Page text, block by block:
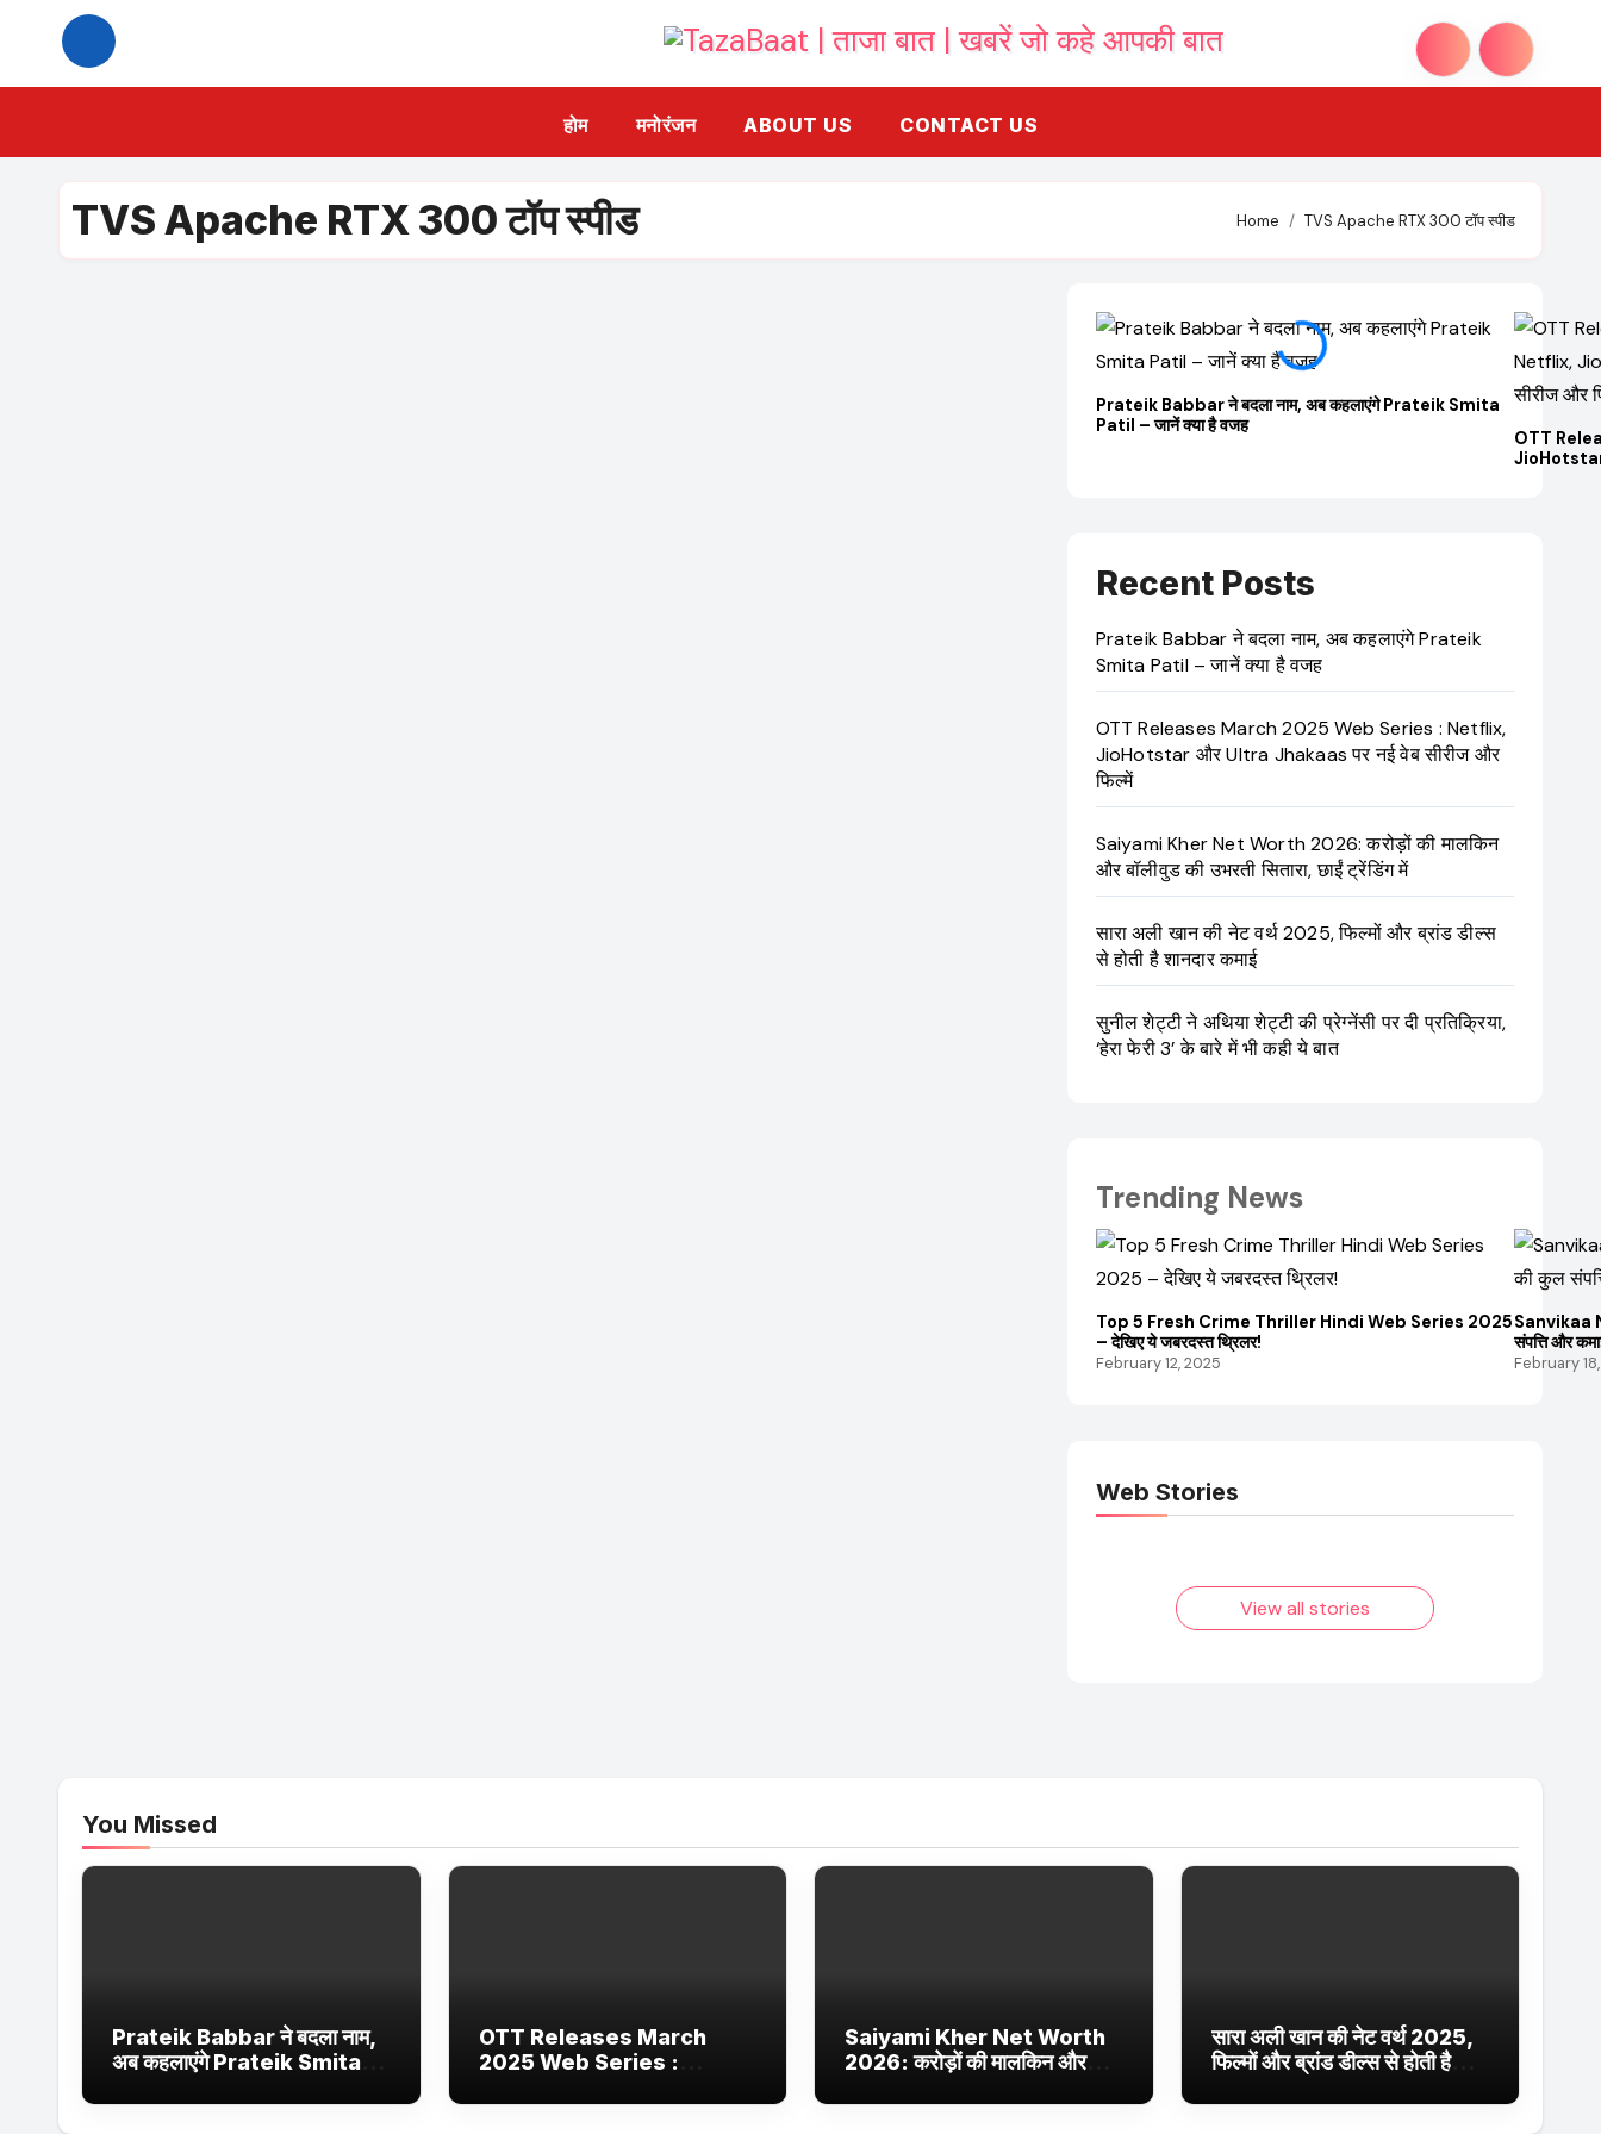
content
होम मनोरंजन ABOUT US CONTACT US
TVS Apache RTX 300 टॉप स्पीड Home TVS Apache RTX 300 टॉप स्पीड
Prateik Babbar ने बदला नाम, अब कहलाएंगे Prateik Smita
Patil – जानें क्या है वजह
OTT
JioHotstar
Recent Posts
Prateik Babbar ने बदला नाम, अब कहलाएंगे Prateik
Smita Patil – जानें क्या है वजह
OTT Releases March 2025 Web Series : Netflix,
JioHotstar और Ultra Jhakaas पर नई वेब सीरीज और
फिल्में
Saiyami Kher Net Worth 2026: करोड़ों की मालकिन
और बॉलीवुड की उभरती सितारा, छाईं ट्रेंडिंग में
सारा अली खान की नेट वर्थ 2025, फिल्मों और ब्रांड डील्स
से होती है शानदार कमाई
सुनील शेट्टी ने अथिया शेट्टी की प्रेग्नेंसी पर दी प्रतिक्रिया,
‘हेरा फेरी 3’ के बारे में भी कही ये बात
Trending News
Top 5 Fresh Crime Thriller Hindi Web Series 2025
– देखिए ये जबरदस्त थ्रिलर!
February 12, 2025
Sanvikaa
संपत्ति और
February
Web Stories
Elvish Yadav: एक
आम लड़के से यूट्यूबर
फिल्मों का जादू और
View all stories
You Missed
Prateik Babbar ने बदला नाम,
अब कहलाएंगे Prateik Smita
OTT Releases March
2025 Web Series :
Ultra Jhakaas पर नई वेब
Saiyami Kher Net Worth
2026: करोड़ों की मालकिन और
ट्रेंडिंग में
सारा अली खान की नेट वर्थ 2025,
फिल्मों और ब्रांड डील्स से होती है